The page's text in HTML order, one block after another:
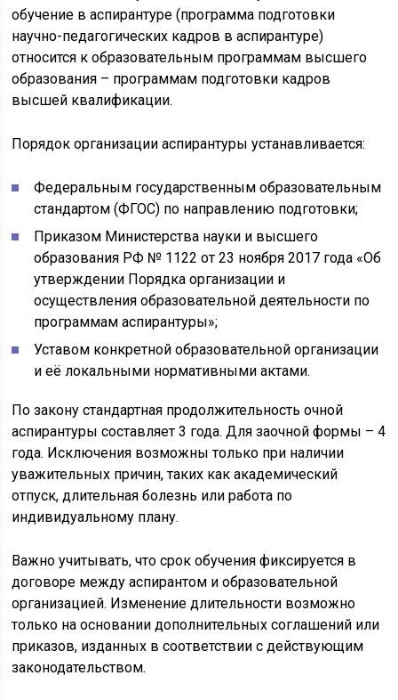
обучение в аспирантуре (программа подготовки
научно-педагогических кадров в аспирантуре)
относится к образовательным программам высшего
образования – программам подготовки кадров
высшей квалификации.
Порядок организации аспирантуры устанавливается:
Федеральным государственным образовательным
стандартом (ФГОС) по направлению подготовки;
Приказом Министерства науки и высшего
образования РФ № 1122 от 23 ноября 2017 года «Об
утверждении Порядка организации и
осуществления образовательной деятельности по
программам аспирантуры»;
Уставом конкретной образовательной организации
и её локальными нормативными актами.
По закону стандартная продолжительность очной
аспирантуры составляет 3 года. Для заочной формы – 4
года. Исключения возможны только при наличии
уважительных причин, таких как академический
отпуск, длительная болезнь или работа по
индивидуальному плану.
Важно учитывать, что срок обучения фиксируется в
договоре между аспирантом и образовательной
организацией. Изменение длительности возможно
только на основании дополнительных соглашений или
приказов, изданных в соответствии с действующим
законодательством.